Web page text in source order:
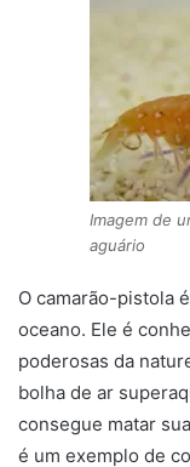
Imagem de
aguário
O camarão-pistola
oceano. Ele é
poderosas da
bolha de ar
consegue matar
é um exemplo de